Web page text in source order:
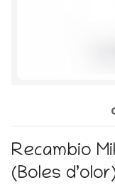
Recambio
(Boles